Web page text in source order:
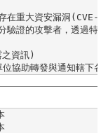
大資安漏洞(CVE-
證的攻擊者， 透過特
資訊)
位協助轉發與通知轄下各